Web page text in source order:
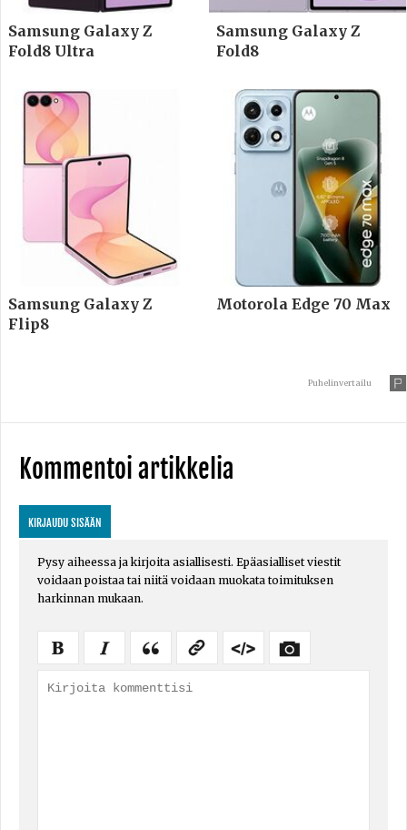
Samsung Galaxy Z
Fold8 Ultra
Samsung Galaxy Z
Fold8
Samsung Galaxy Z
Flip8
Motorola Edge 70 Max
Puhelinvertailu
Kommentoi artikkelia
KIRJAUDU SISÄÄN
Pysy aiheessa ja kirjoita asiallisesti. Epäasialliset viestit
voidaan poistaa tai niitä voidaan muokata toimituksen
harkinnan mukaan.